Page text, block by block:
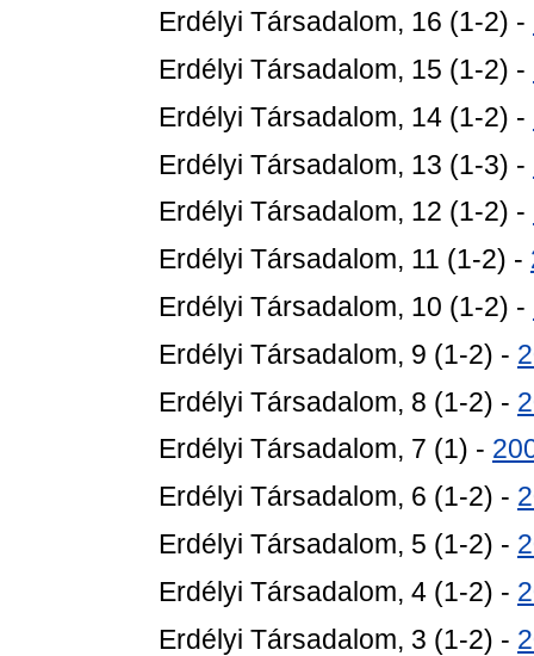
Erdélyi Társadalom, 16 (1-2) -
Erdélyi Társadalom, 15 (1-2) -
Erdélyi Társadalom, 14 (1-2) -
Erdélyi Társadalom, 13 (1-3) -
Erdélyi Társadalom, 12 (1-2) -
Erdélyi Társadalom, 11 (1-2) -
Erdélyi Társadalom, 10 (1-2) -
Erdélyi Társadalom, 9 (1-2) -
Erdélyi Társadalom, 8 (1-2) -
Erdélyi Társadalom, 7 (1) -
Erdélyi Társadalom, 6 (1-2) -
Erdélyi Társadalom, 5 (1-2) -
Erdélyi Társadalom, 4 (1-2) -
Erdélyi Társadalom, 3 (1-2) -